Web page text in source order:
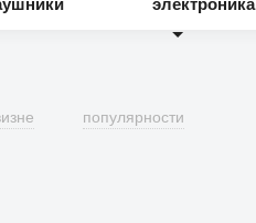
электроника
популярности